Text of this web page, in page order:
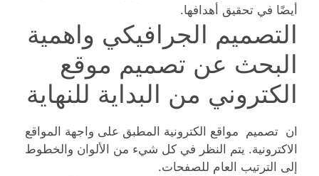
أيضًا في تحقيق أهدافها.
التصميم الجرافيكي واهمية
البحث عن تصميم موقع
الكتروني من البداية للنهاية
ان تصميم مواقع الكترونية المطبق على واجهة المواقع
الاكترونية. يتم النظر في كل شيء من الألوان والخطوط
إلى الترتيب العام للصفحات.